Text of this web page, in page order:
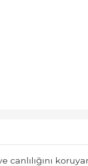
canlılığını